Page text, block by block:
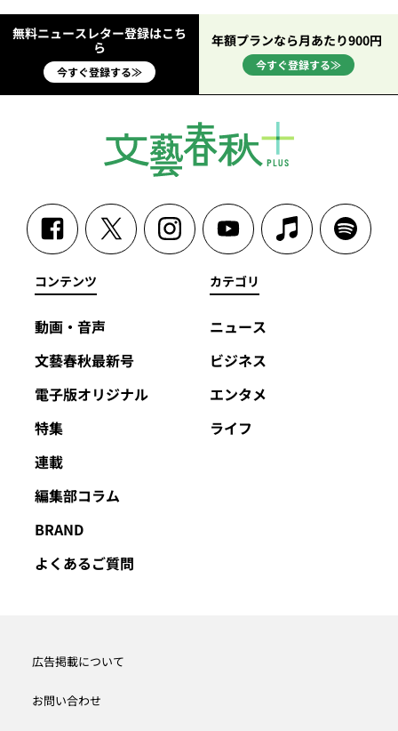
無料ニュースレター登録はこち
ら
今すぐ登録する≫
年額プランなら月あたり900円
今すぐ登録する≫
コンテンツ
動画・音声
文藝春秋最新号
電子版オリジナル
特集
連載
編集部コラム
BRAND
よくあるご質問
カテゴリ
ニュース
ビジネス
エンタメ
ライフ
広告掲載について
お問い合わせ